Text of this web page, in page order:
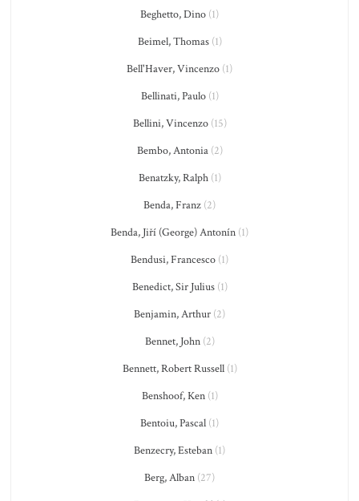
Beghetto, Dino (1)
Beimel, Thomas(1)
Bell'Haver, Vincenzo (1)
Bellinati, Paulo(1)
Bellini, Vincenzo(15)
Bembo, Antonia(2)
Benatzky, Ralph(1)
Benda, Franz (2)
Benda, Jiří (George) Antonín (1)
Bendusi, Francesco (1)
Benedict, Sir Julius(1)
Benjamin, Arthur (2)
Bennet, John(2)
Bennett, Robert Russell(1)
Benshoof, Ken(1)
Bentoiu, Pascal (1)
Benzecry, Esteban (1)
Berg, Alban (27)